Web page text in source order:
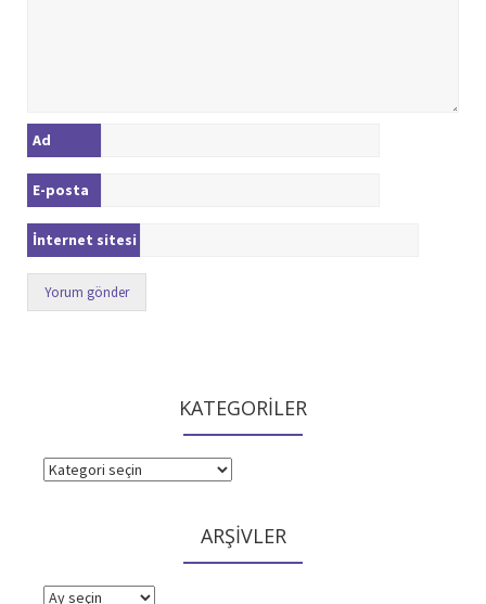
Ad
E-posta
İnternet sitesi
KATEGORİLER
KATEGORİLER
ARŞİVLER
ARŞİVLER